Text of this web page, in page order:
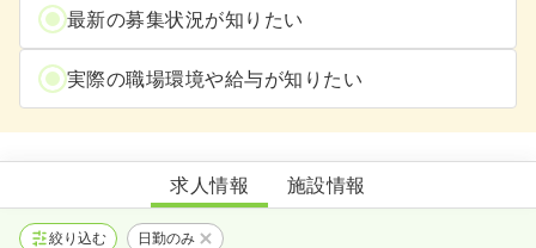
最新の募集状況が知りたい
実際の職場環境や給与が知りたい
麻溝じんクリニック
求人情報 施設情報
絞り込む 日勤のみ